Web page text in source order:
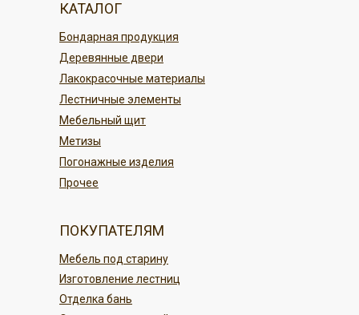
переводом
Безналичным платежом
ПОДРОБНЕЕ
Отделка бань
Изготовление лестниц
Мебель под старину
ПОКУПАТЕЛЯМ
Прочее
Метизы
Деревянные двери
Лакокрасочные материалы
Погонажные изделия
Мебельный щит
Лестничные элементы
Бондарная продукция
КАТАЛОГ